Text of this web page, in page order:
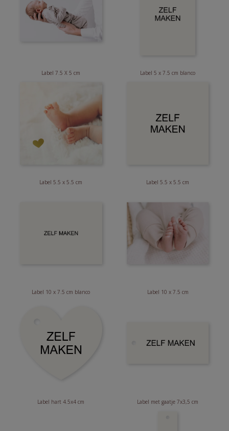
Label 7.5 X 5 cm Label 5 x 7.5 cm blanco
Label 5.5 x 5.5 cm Label 5.5 x 5.5 cm
Label 10 x 7.5 cm blanco Label 10 x 7.5 cm
Label hart 4.5x4 cm Label met gaatje 7x3,5 cm